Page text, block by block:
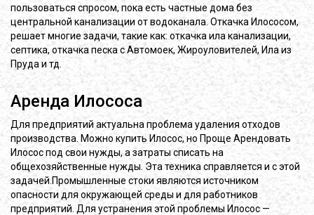
пользоваться спросом, пока есть частные дома без
центральной канализации от водоканала. Откачка Илососом,
решает многие задачи, такие как: откачка ила канализации,
септика, откачка песка с Автомоек, Жироуловителей, Ила из
Пруда и тд.
Аренда Илососа
Для предприятий актуальна проблема удаления отходов
производства. Можно купить Илосос, но Проще Арендовать
Илосос под свои нужды, а затраты списать на
общехозяйственные нужды. Эта техника справляется и с этой
задачей.Промышленные стоки являются источником
опасности для окружающей среды и для работников
предприятий. Для устранения этой проблемы Илосос —